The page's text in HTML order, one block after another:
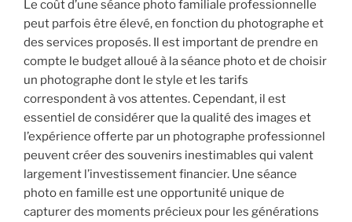
Le coût d’une séance photo familiale professionnelle
peut parfois être élevé, en fonction du photographe et
des services proposés. Il est important de prendre en
compte le budget alloué à la séance photo et de choisir
un photographe dont le style et les tarifs
correspondent à vos attentes. Cependant, il est
essentiel de considérer que la qualité des images et
l’expérience offerte par un photographe professionnel
peuvent créer des souvenirs inestimables qui valent
largement l’investissement financier. Une séance
photo en famille est une opportunité unique de
capturer des moments précieux pour les générations